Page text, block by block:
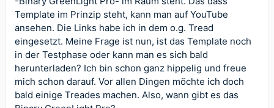
Template im Prinzip steht, kann man auf YouTube
ansehen. Die Links habe ich in dem o.g. Tread
eingesetzt. Meine Frage ist nun, ist das Template noch
in der Testphase oder kann man es sich bald
herunterladen? Ich bin schon ganz hippelig und freue
mich schon darauf. Vor allen Dingen möchte ich doch
bald einige Treades machen. Also, wann gibt es das